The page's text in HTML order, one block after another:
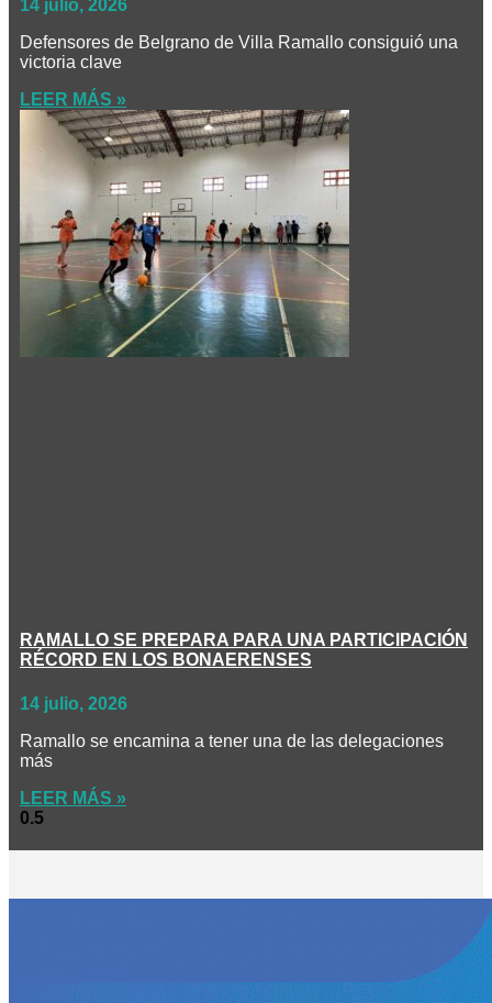
14 julio, 2026
Defensores de Belgrano de Villa Ramallo consiguió una
victoria clave
LEER MÁS »
RAMALLO SE PREPARA PARA UNA PARTICIPACIÓN
RÉCORD EN LOS BONAERENSES
14 julio, 2026
Ramallo se encamina a tener una de las delegaciones
más
LEER MÁS »